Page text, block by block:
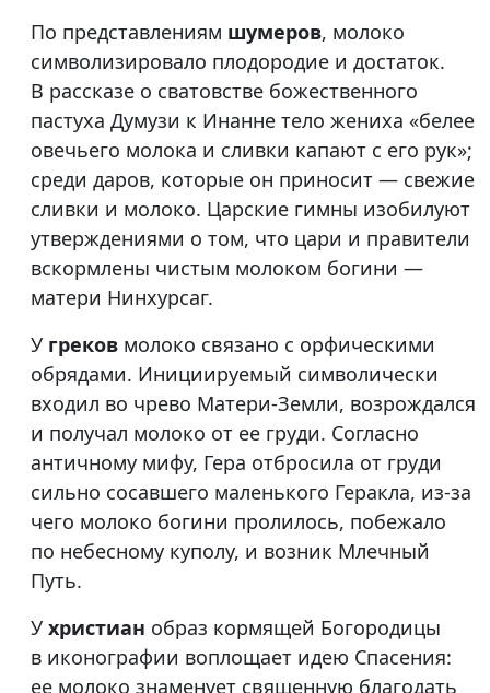
По представлениям шумеров, молоко
символизировало плодородие и достаток.
В рассказе о сватовстве божественного
пастуха Думузи к Инанне тело жениха «белее
овечьего молока и сливки капают с его рук»;
среди даров, которые он приносит — свежие
сливки и молоко. Царские гимны изобилуют
утверждениями о том, что цари и правители
вскормлены чистым молоком богини —
матери Нинхурсаг.
У греков молоко связано с орфическими
обрядами. Инициируемый символически
входил во чрево Матери-Земли, возрождался
и получал молоко от ее груди. Согласно
античному мифу, Гера отбросила от груди
сильно сосавшего маленького Геракла, из-за
чего молоко богини пролилось, побежало
по небесному куполу, и возник Млечный
Путь.
У христиан образ кормящей Богородицы
в иконографии воплощает идею Спасения:
ее молоко знаменует священную благодать